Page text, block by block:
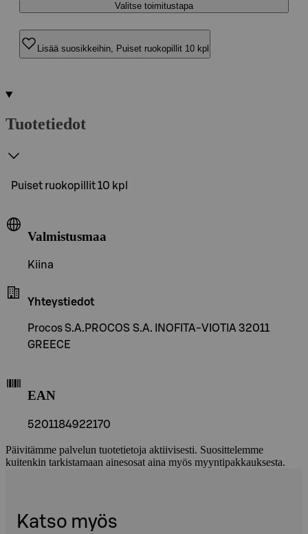
Valitse toimitustapa
Lisää suosikkeihin, Puiset ruokopillit 10 kpl
Tuotetiedot
Puiset ruokopillit 10 kpl
Valmistusmaa
Kiina
Yhteystiedot
Procos S.A.PROCOS S.A. INOFITA-VIOTIA 32011
GREECE
EAN
5201184922170
Päivitämme palvelun tuotetietoja aktiivisesti. Suosittelemme
kuitenkin tarkistamaan ainesosat aina myös myyntipakkauksesta.
Katso myös